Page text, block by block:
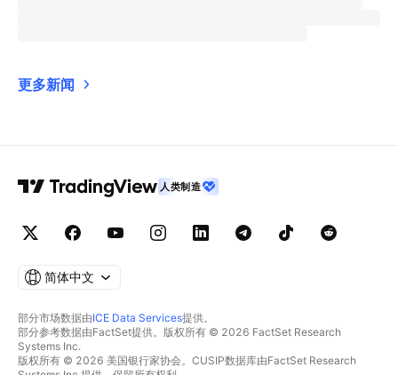
更多新闻
人类制造
简体中文
部分市场数据由ICE Data Services提供。
部分参考数据由FactSet提供。版权所有 © 2026 FactSet Research
Systems Inc.
版权所有 © 2026 美国银行家协会。CUSIP数据库由FactSet Research